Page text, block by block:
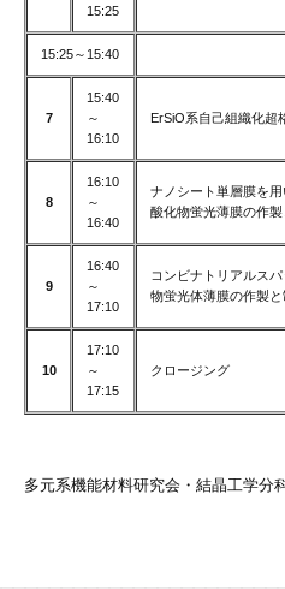
15:25
15:25～15:40
7
15:40
～
16:10
ErSiO系自己組織化超
8
16:10
～
16:40
ナノシート単層膜を
酸化物蛍光薄膜の作製
9
16:40
～
17:10
コンビナトリアルス
物蛍光体薄膜の作製と
10
17:10
～
17:15
クロージング
多元系機能材料研究会・結晶工学分